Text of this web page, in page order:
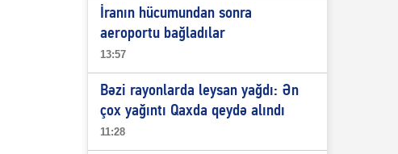
İranın hücumundan sonra
aeroportu bağladılar
13:57
Bəzi rayonlarda leysan yağdı: Ən
çox yağıntı Qaxda qeydə alındı
11:28